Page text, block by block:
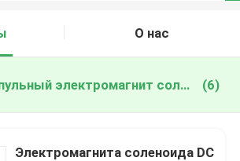
О нас
Китай Пушпульный электромагнит соленоида (6)
Электромагнита соленоида DC